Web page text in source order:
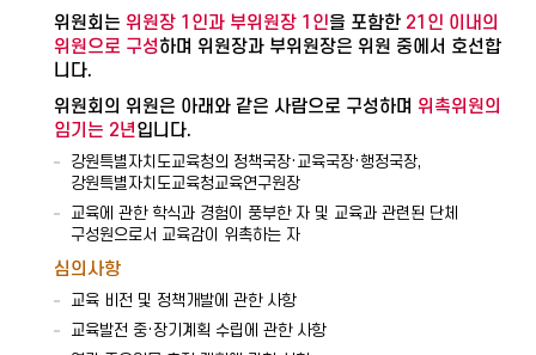
위원회는 위원장 1인과 부위원장 1인을 포함한 21인 이내의
위원으로 구성하며 위원장과 부위원장은 위원 중에서 호선합
니다.
위원회의 위원은 아래와 같은 사람으로 구성하며 위촉위원의
임기는 2년입니다.
강원특별자치도교육청의 정책국장·교육국장·행정국장,
강원특별자치도교육청교육연구원장
교육에 관한 학식과 경험이 풍부한 자 및 교육과 관련된 단체
구성원으로서 교육감이 위촉하는 자
심의사항
교육 비전 및 정책개발에 관한 사항
교육발전 중·장기계획 수립에 관한 사항